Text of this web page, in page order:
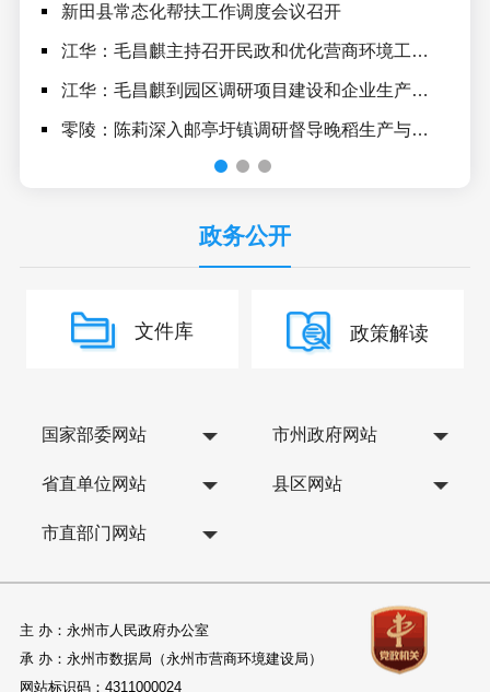
新田县常态化帮扶工作调度会议召开
江华：毛昌麒主持召开民政和优化营商环境工作座谈会
江华：毛昌麒到园区调研项目建设和企业生产情况
零陵：陈莉深入邮亭圩镇调研督导晚稻生产与粮食收购储备工作
政务公开
文件库 政策解读
国家部委网站 市州政府网站
省直单位网站 县区网站
市直部门网站
主 办：永州市人民政府办公室
承 办：永州市数据局（永州市营商环境建设局）
网站标识码：4311000024